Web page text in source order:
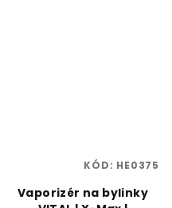
Vaporizér na bylinky
KÓD: HE0375